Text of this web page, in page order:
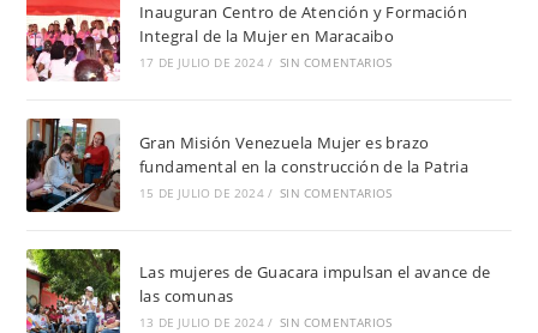
Inauguran Centro de Atención y Formación
Integral de la Mujer en Maracaibo
17 DE JULIO DE 2024 / SIN COMENTARIOS
Gran Misión Venezuela Mujer es brazo
fundamental en la construcción de la Patria
15 DE JULIO DE 2024 / SIN COMENTARIOS
Las mujeres de Guacara impulsan el avance de
las comunas
13 DE JULIO DE 2024 / SIN COMENTARIOS